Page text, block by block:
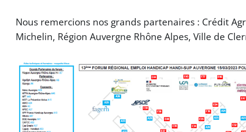
Nous remercions nos grands partenaires : Crédit
Michelin, Région Auvergne Rhône Alpes, Ville de